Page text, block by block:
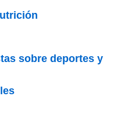
sobre deportes y